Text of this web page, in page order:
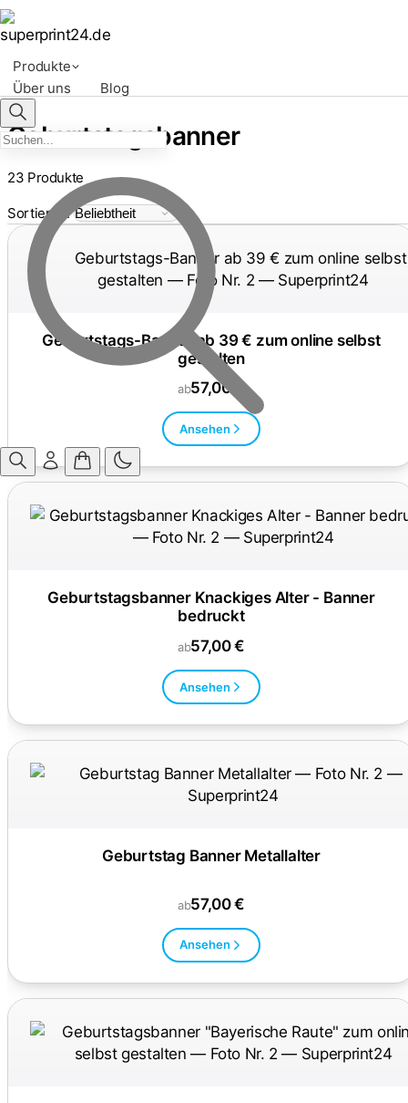
Produkte
Über uns
Blog
Geburtstagsbanner
23 Produkte
Sortieren:
Geburtstags-Banner ab 39 € zum online selbst
gestalten
ab57,00 €
Ansehen
Geburtstagsbanner Knackiges Alter - Banner
bedruckt
ab57,00 €
Ansehen
Geburtstag Banner Metallalter
ab57,00 €
Ansehen